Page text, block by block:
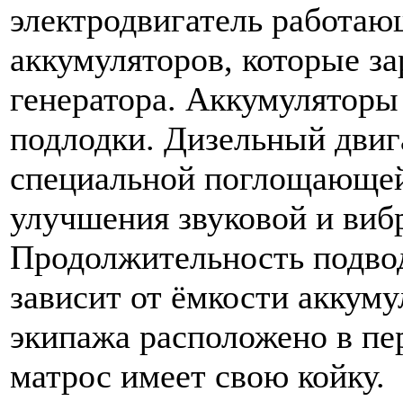
электродвигатель
аккумуляторов, которые
генератора.
подлодки. Дизельный
специальной
улучшения звуковой и
Продолжительность
зависит от ёмкости
экипажа расположено в
матрос имеет свою койку.